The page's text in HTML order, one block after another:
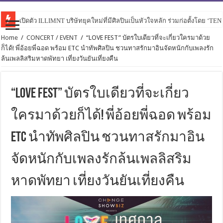
เปิดตัว ILLIMNT บริษัทยุคใหม่ที่มีศิลปินเป็นหัวใจหลัก ร่วมก่อตั้งโดย
Home / CONCERT / EVENT / “LOVE FEST” บัตรใบเดียวที่จะเกี่ยวใครมาด้วย
ก็ได้! พี่อ้อยพี่ฉอด พร้อม ETC นำทัพศิลปิน ชวนทาสรักมาอินจัดหนักกับเพลงรัก
ล้นเพลลิสริมหาดพัทยา เที่ยงวันยันเที่ยงคืน
“LOVE FEST” บัตรใบเดียวที่จะเกี่ยว
ใครมาด้วยก็ได้! พี่อ้อยพี่ฉอด พร้อม
ETC นำทัพศิลปิน ชวนทาสรักมาอิน
จัดหนักกับเพลงรักล้นเพลลิสริม
หาดพัทยา เที่ยงวันยันเที่ยงคืน